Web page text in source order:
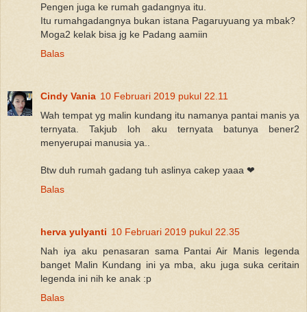
Pengen juga ke rumah gadangnya itu.
Itu rumahgadangnya bukan istana Pagaruyuang ya mbak?
Moga2 kelak bisa jg ke Padang aamiin
Balas
Cindy Vania 10 Februari 2019 pukul 22.11
Wah tempat yg malin kundang itu namanya pantai manis ya
ternyata. Takjub loh aku ternyata batunya bener2
menyerupai manusia ya..
Btw duh rumah gadang tuh aslinya cakep yaaa ❤
Balas
herva yulyanti 10 Februari 2019 pukul 22.35
Nah iya aku penasaran sama Pantai Air Manis legenda
banget Malin Kundang ini ya mba, aku juga suka ceritain
legenda ini nih ke anak :p
Balas